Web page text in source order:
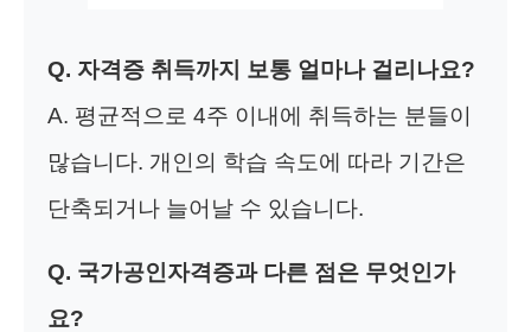
Q. 자격증 취득까지 보통 얼마나 걸리나요?
A. 평균적으로 4주 이내에 취득하는 분들이
많습니다. 개인의 학습 속도에 따라 기간은
단축되거나 늘어날 수 있습니다.
Q. 국가공인자격증과 다른 점은 무엇인가
요?